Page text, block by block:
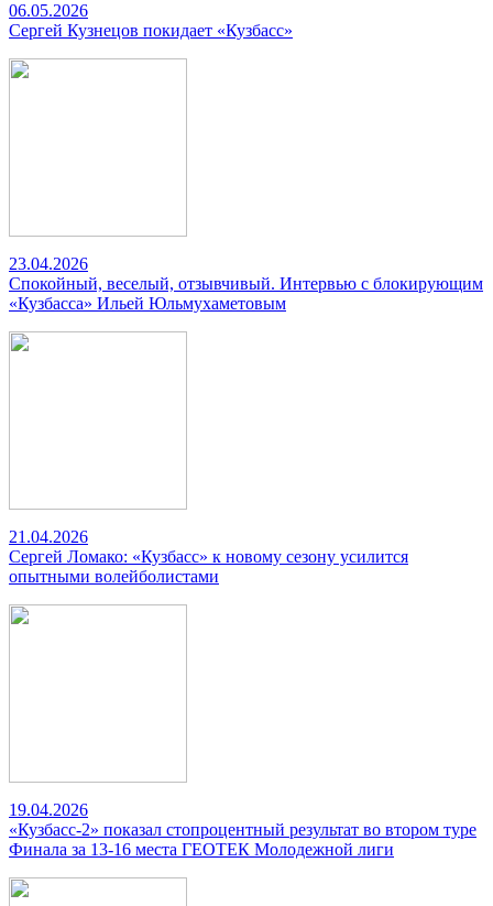
06.05.2026
Сергей Кузнецов покидает «Кузбасс»
23.04.2026
Спокойный, веселый, отзывчивый. Интервью с блокирующим
«Кузбасса» Ильей Юльмухаметовым
21.04.2026
Сергей Ломако: «Кузбасс» к новому сезону усилится
опытными волейболистами
19.04.2026
«Кузбасс-2» показал стопроцентный результат во втором туре
Финала за 13-16 места ГЕОТЕК Молодежной лиги